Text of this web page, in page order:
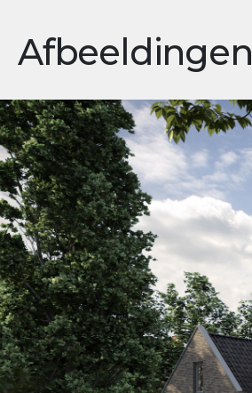
Afbeeldingen